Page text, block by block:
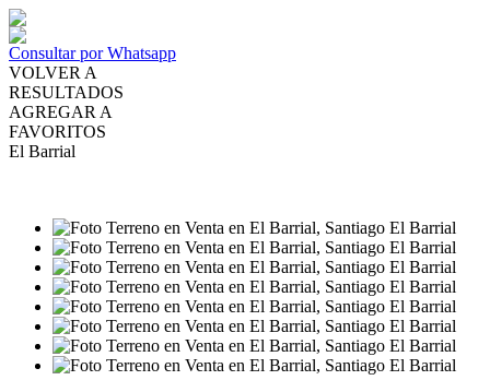
Consultar por Whatsapp
VOLVER A
RESULTADOS
AGREGAR A
FAVORITOS
El Barrial